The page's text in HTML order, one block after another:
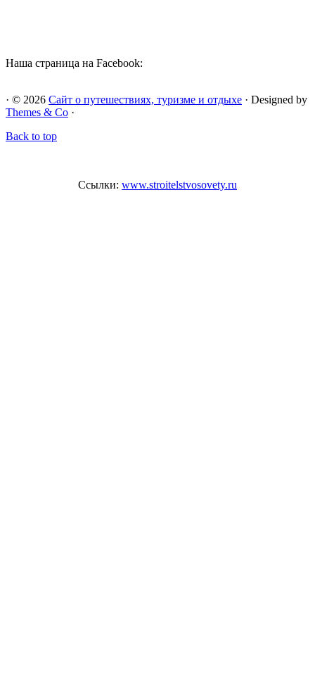
Наша страница на Facebook:
· © 2026 Сайт о путешествиях, туризме и отдыхе · Designed by
Themes & Co ·
Back to top
Ссылки: www.stroitelstvosovety.ru